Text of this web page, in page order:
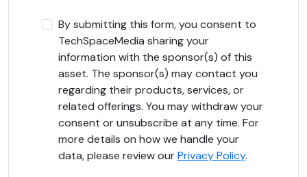
By submitting this form, you consent to
TechSpaceMedia sharing your
information with the sponsor(s) of this
asset. The sponsor(s) may contact you
regarding their products, services, or
related offerings. You may withdraw your
consent or unsubscribe at any time. For
more details on how we handle your
data, please review ourPrivacy Policy.